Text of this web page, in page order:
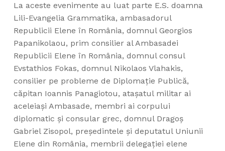
La aceste evenimente au luat parte E.S. doamna
Lili-Evangelia Grammatika, ambasadorul
Republicii Elene în România, domnul Georgios
Papanikolaou, prim consilier al Ambasadei
Republicii Elene în România, domnul consul
Evstathios Fokas, domnul Nikolaos Vlahakis,
consilier pe probleme de Diplomație Publică,
căpitan Ioannis Panagiotou, atașatul militar ai
aceleiași Ambasade, membri ai corpului
diplomatic şi consular grec, domnul Dragoș
Gabriel Zisopol, președintele și deputatul Uniunii
Elene din România, membrii delegației elene